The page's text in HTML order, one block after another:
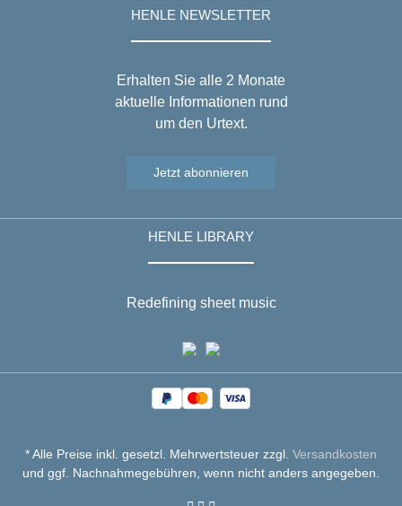
HENLE NEWSLETTER
Erhalten Sie alle 2 Monate
aktuelle Informationen rund
um den Urtext.
Jetzt abonnieren
HENLE LIBRARY
Redefining sheet music
* Alle Preise inkl. gesetzl. Mehrwertsteuer zzgl. Versandkosten
und ggf. Nachnahmegebühren, wenn nicht anders angegeben.